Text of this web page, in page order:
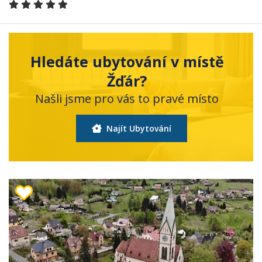
Hledáte ubytování v místě
Žďár?
Našli jsme pro vás to pravé místo
Najít Ubytování